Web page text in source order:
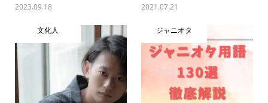
2023.09.18 2021.07.21
文化人 ジャニオタ